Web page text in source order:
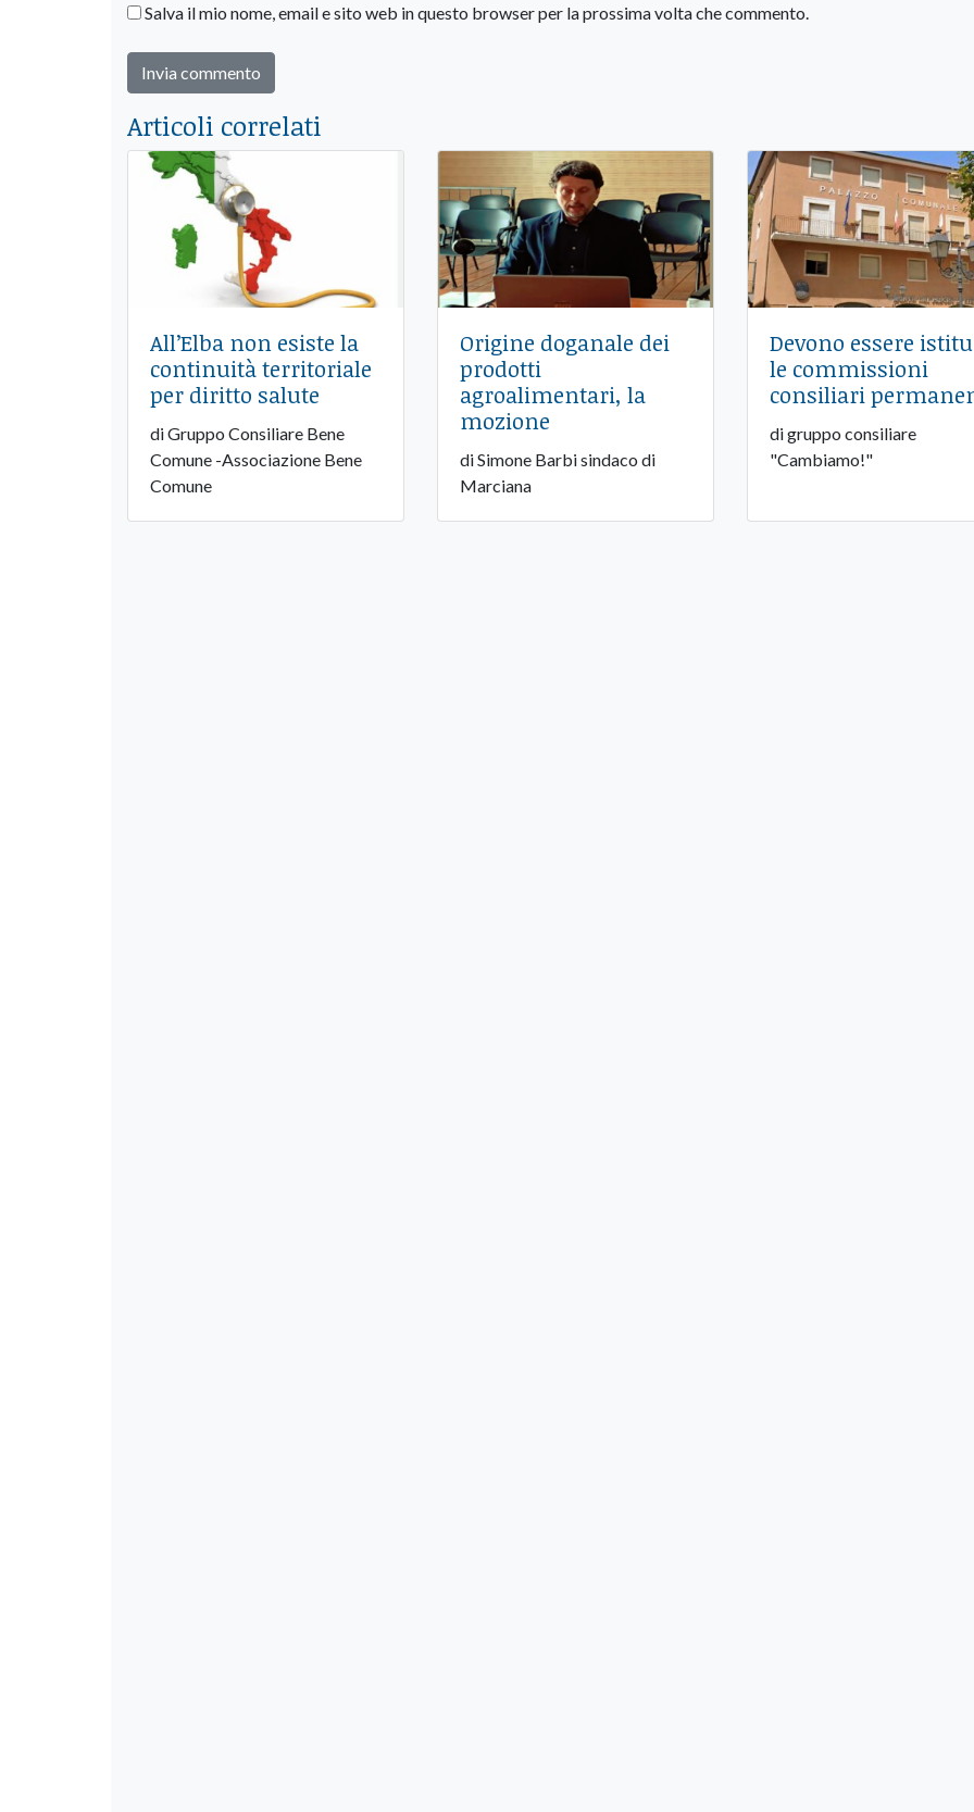
Salva il mio nome, email e sito web in questo browser per la prossima volta che commento.
Articoli correlati
All’Elba non esiste la
continuità territoriale
per diritto salute
di Gruppo Consiliare Bene
Comune -Associazione Bene
Comune
Origine doganale dei
prodotti
agroalimentari, la
mozione
di Simone Barbi sindaco di
Marciana
Devono essere
le commissioni
consiliari
di gruppo consiliare
"Cambiamo!"